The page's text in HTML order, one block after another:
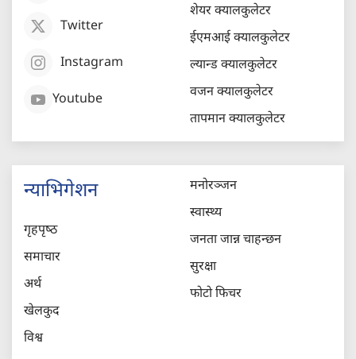
Twitter
Instagram
Youtube
शेयर क्यालकुलेटर
ईएमआई क्यालकुलेटर
ल्यान्ड क्यालकुलेटर
वजन क्यालकुलेटर
तापमान क्यालकुलेटर
न्याभिगेशन
गृहपृष्‍ठ
समाचार
अर्थ
खेलकुद
विश्व
मनोरञ्जन
स्वास्थ्य
जनता जान्न चाहन्छन
सुरक्षा
फोटो फिचर